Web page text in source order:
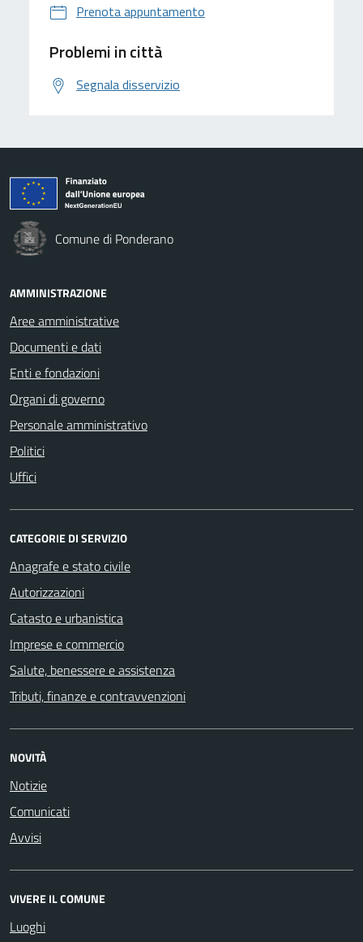
Prenota appuntamento
Problemi in città
Segnala disservizio
Comune di Ponderano
AMMINISTRAZIONE
Aree amministrative
Documenti e dati
Enti e fondazioni
Organi di governo
Personale amministrativo
Politici
Uffici
CATEGORIE DI SERVIZIO
Anagrafe e stato civile
Autorizzazioni
Catasto e urbanistica
Imprese e commercio
Salute, benessere e assistenza
Tributi, finanze e contravvenzioni
NOVITÀ
Notizie
Comunicati
Avvisi
VIVERE IL COMUNE
Luoghi